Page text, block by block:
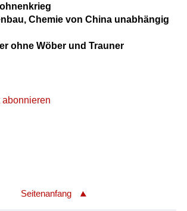
Chemie von China unabhängig
ohne Wöber und Trauner
Seitenanfang